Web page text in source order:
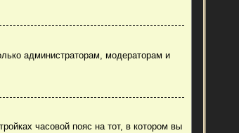
администраторам, модераторам и
часовой пояс на тот, в котором вы